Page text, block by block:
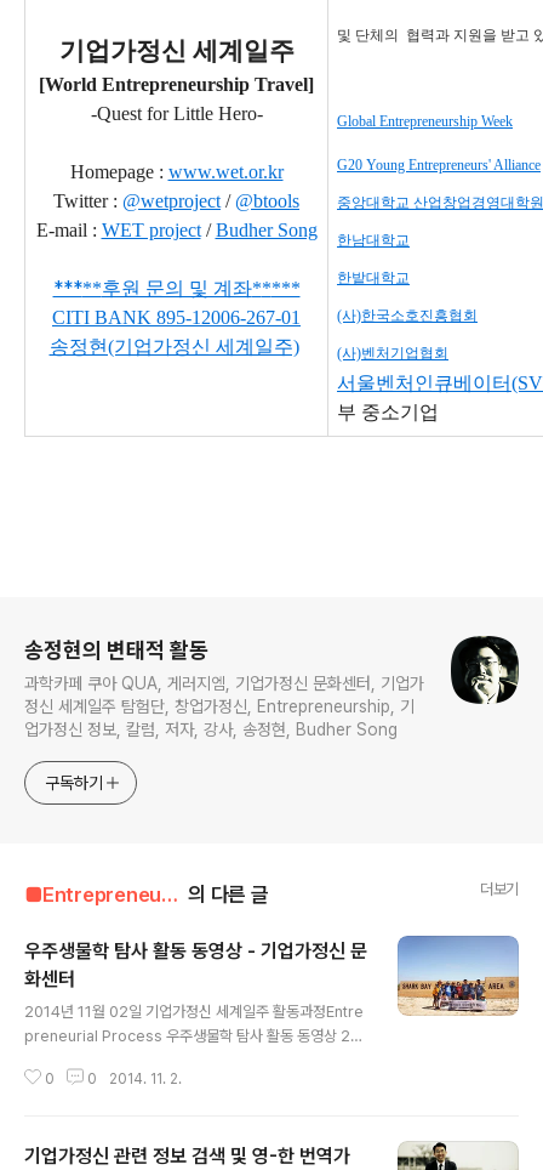
기업가정신 세계일주
[World Entrepreneurship Travel]
-Quest for Little Hero-
Homepage : www.wet.or.kr
Twitter : @wetproject / @btools
E-mail : WET project/Budher Song
*****후원 문의 및 계좌*****
CITI BANK 895-12006-267-01
송정현(기업가정신 세계일주)
및 단체의 협력과 지원을 받고
Global Entrepreneurship Week
G20 Young Entrepreneurs' Alliance
중앙대학교 산업창업경영대학원
한남대학교
한밭대학교
(사)한국소호진흥협회
(사)벤처기업협회
서울벤처인큐베이터
부 중소기업
송정현의 변태적 활동
과학카페 쿠아 QUA, 게러지엠, 기업가정신 문화센터, 기업가
정신 세계일주 탐험단, 창업가정신, Entrepreneurship, 기
업가정신 정보, 칼럼, 저자, 강사, 송정현, Budher Song
구독하기
■Entrepreneur■■■/Entrepreneur's Way 의 다른 글 더보기
우주생물학 탐사 활동 동영상 - 기업가정신 문
화센터
2014년 11월 02일 기업가정신 세계일주 활동과정Entre
preneurial Process 우주생물학 탐사 활동 동영상 201
으로 참가했던 우주생물학 현장 탐사 프로젝트.지금 떠올
하는 데 있어서 가장 핵심이 되는 지역. 35억년 전부터 지
0 0 2014. 11. 2.
기업가정신 관련 정보 검색 및 영-한 번역가